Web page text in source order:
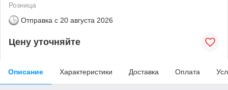
Розница
Отправка с 20 августа 2026
Цену уточняйте
Описание Характеристики Доставка Оплата